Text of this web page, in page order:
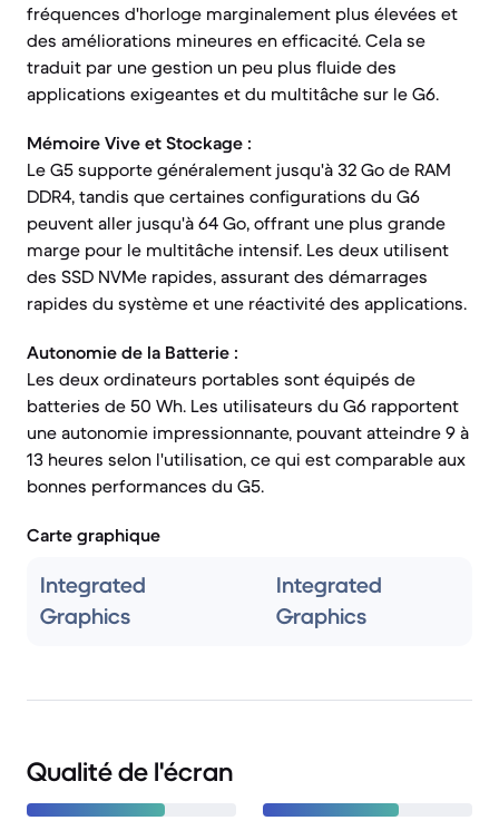
fréquences d'horloge marginalement plus élevées et
des améliorations mineures en efficacité. Cela se
traduit par une gestion un peu plus fluide des
applications exigeantes et du multitâche sur le G6.
Mémoire Vive et Stockage :
Le G5 supporte généralement jusqu'à 32 Go de RAM
DDR4, tandis que certaines configurations du G6
peuvent aller jusqu'à 64 Go, offrant une plus grande
marge pour le multitâche intensif. Les deux utilisent
des SSD NVMe rapides, assurant des démarrages
rapides du système et une réactivité des applications.
Autonomie de la Batterie :
Les deux ordinateurs portables sont équipés de
batteries de 50 Wh. Les utilisateurs du G6 rapportent
une autonomie impressionnante, pouvant atteindre 9 à
13 heures selon l'utilisation, ce qui est comparable aux
bonnes performances du G5.
Carte graphique
Integrated
Graphics
Integrated
Graphics
Qualité de l'écran